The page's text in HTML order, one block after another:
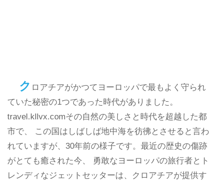
ク ロアチアがかつてヨーロッパで最もよく守られ
ていた秘密の1つであった時代がありました。
travel.kllvx.comその自然の美しさと時代を超越した都
市で、 この国はしばしば地中海を彷彿とさせると言わ
れていますが、30年前の様子です。最近の歴史の傷跡
がとても癒された今、 勇敢なヨーロッパの旅行者とト
レンディなジェットセッターは、クロアチアが提供す